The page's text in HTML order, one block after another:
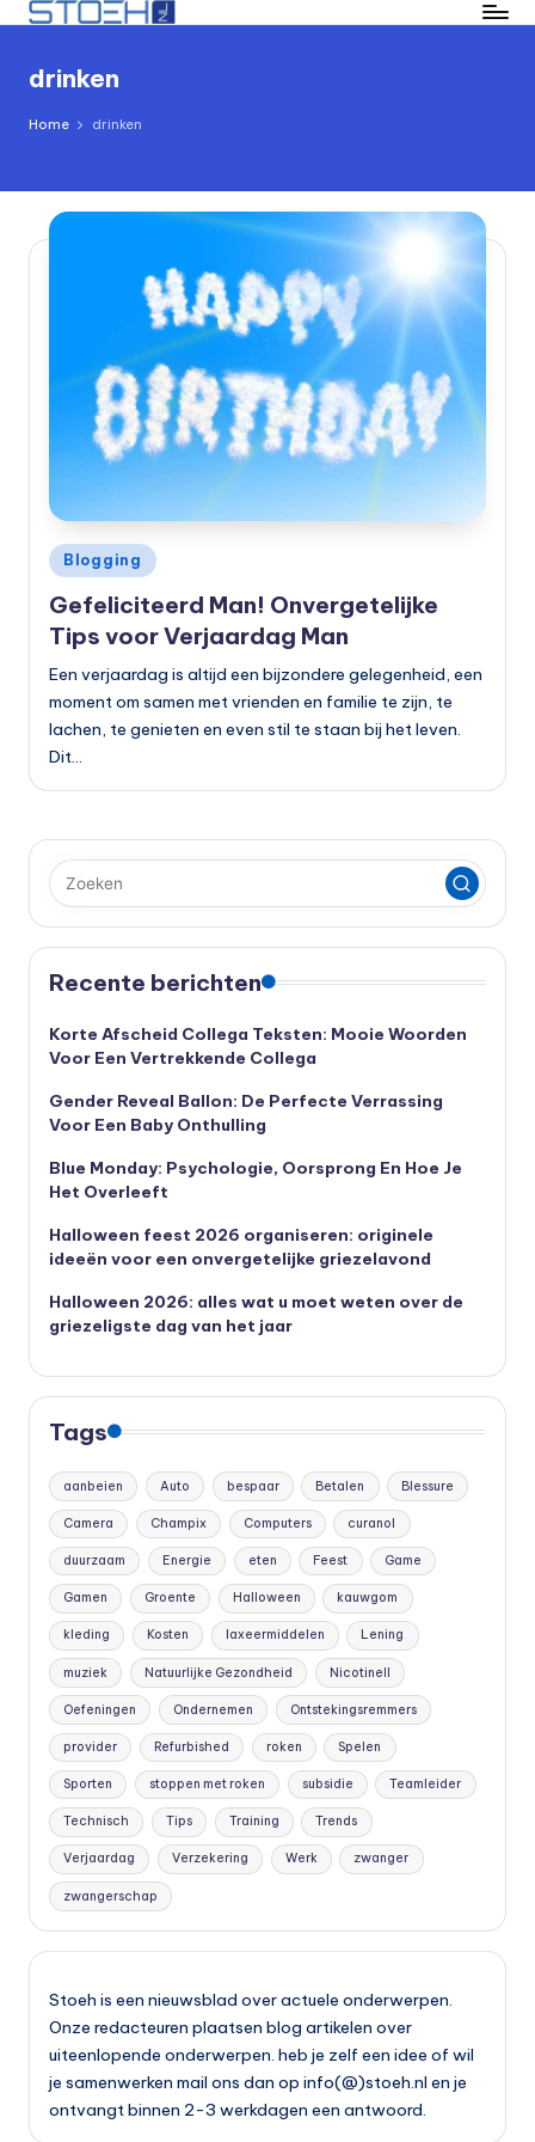
naar
inhoud
drinken
Home drinken
Geplaatst
in
Blogging
Gefeliciteerd Man! Onvergetelijke
Tips voor Verjaardag Man
Een verjaardag is altijd een bijzondere gelegenheid, een
moment om samen met vrienden en familie te zijn, te
lachen, te genieten en even stil te staan bij het leven.
Dit…
Recente berichten
Korte Afscheid Collega Teksten: Mooie Woorden
Voor Een Vertrekkende Collega
Gender Reveal Ballon: De Perfecte Verrassing
Voor Een Baby Onthulling
Blue Monday: Psychologie, Oorsprong En Hoe Je
Het Overleeft
Halloween feest 2026 organiseren: originele
ideeën voor een onvergetelijke griezelavond
Halloween 2026: alles wat u moet weten over de
griezeligste dag van het jaar
Tags
aanbeien Auto bespaar Betalen Blessure
Camera Champix Computers curanol
duurzaam Energie eten Feest Game
Gamen Groente Halloween kauwgom
kleding Kosten laxeermiddelen Lening
muziek Natuurlijke Gezondheid Nicotinell
Oefeningen Ondernemen Ontstekingsremmers
provider Refurbished roken Spelen
Sporten stoppen met roken subsidie Teamleider
Technisch Tips Training Trends
Verjaardag Verzekering Werk zwanger
zwangerschap
Stoeh is een nieuwsblad over actuele onderwerpen.
Onze redacteuren plaatsen blog artikelen over
uiteenlopende onderwerpen. heb je zelf een idee of wil
je samenwerken mail ons dan op info(@)stoeh.nl en je
ontvangt binnen 2-3 werkdagen een antwoord.